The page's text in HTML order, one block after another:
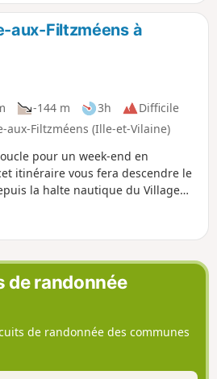
et châteaux imposants. Et au
dont on cherchera la source !
aux-Filtzméens à
-144 m 3h
Difficile
aux-Filtzméens (Ille-et-Vilaine)
pour un week-end en
itinéraire vous fera descendre le
la halte nautique du Village
qui dépassent à peine la voie
et châteaux se succèdent à
vallonnée au riche bocage.
de randonnée
de randonnée des communes